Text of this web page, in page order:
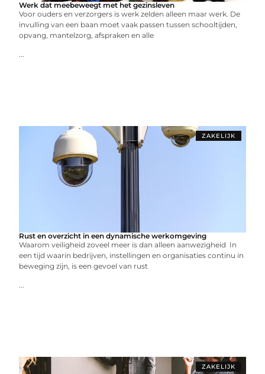
Werk dat meebeweegt met het gezinsleven
Voor ouders en verzorgers is werk zelden alleen maar werk. De
invulling van een baan moet vaak passen tussen schooltijden,
opvang, mantelzorg, afspraken en alle
...
ZAKELIJK
Rust en overzicht in een dynamische werkomgeving
Waarom veiligheid zoveel meer is dan alleen aanwezigheid In
een tijd waarin bedrijven, instellingen en organisaties continu in
beweging zijn, is een gevoel van rust
...
ZAKELIJK